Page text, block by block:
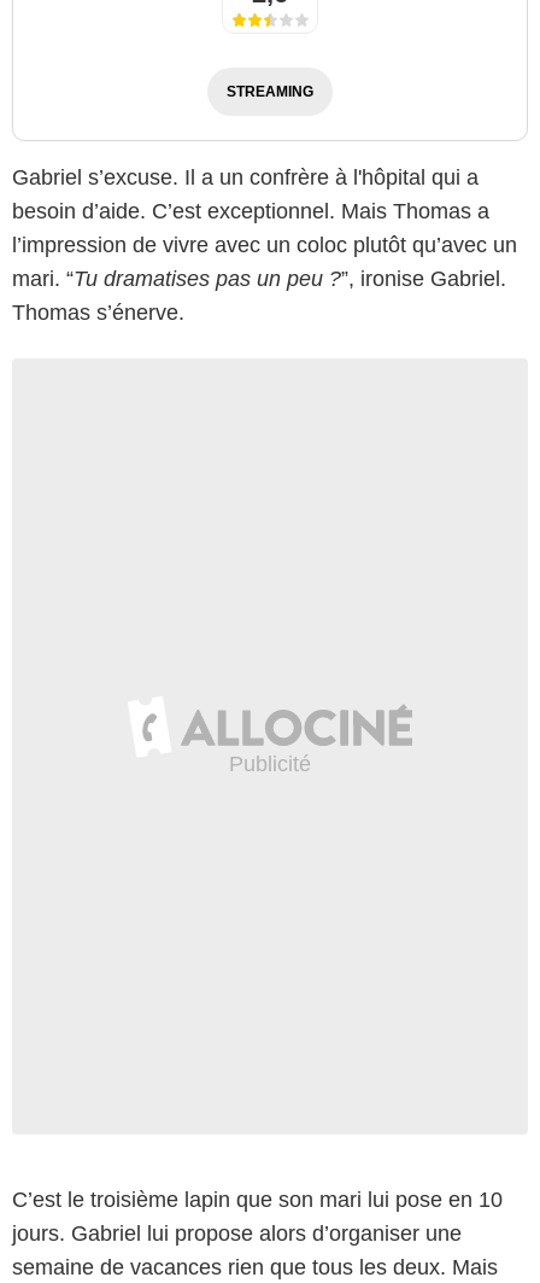
STREAMING
Gabriel s’excuse. Il a un confrère à l'hôpital qui a
besoin d’aide. C’est exceptionnel. Mais Thomas a
l’impression de vivre avec un coloc plutôt qu’avec un
mari. “Tu dramatises pas un peu ?”, ironise Gabriel.
Thomas s’énerve.
C’est le troisième lapin que son mari lui pose en 10
jours. Gabriel lui propose alors d’organiser une
semaine de vacances rien que tous les deux. Mais